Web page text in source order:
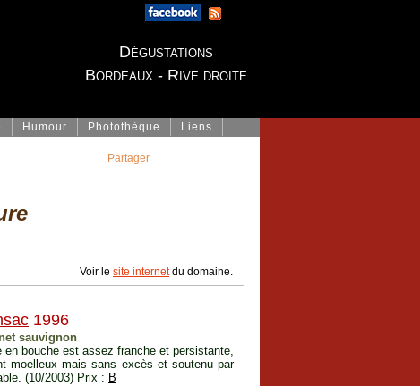
Dégustations
Bordeaux - Rive droite
Humour Photothèque Liens
Voir le site internetdu domaine.
1996
sauvignon
bouche est assez franche et persistante,
moelleux mais sans excès et soutenu par
(10/2003) Prix : B
Partager